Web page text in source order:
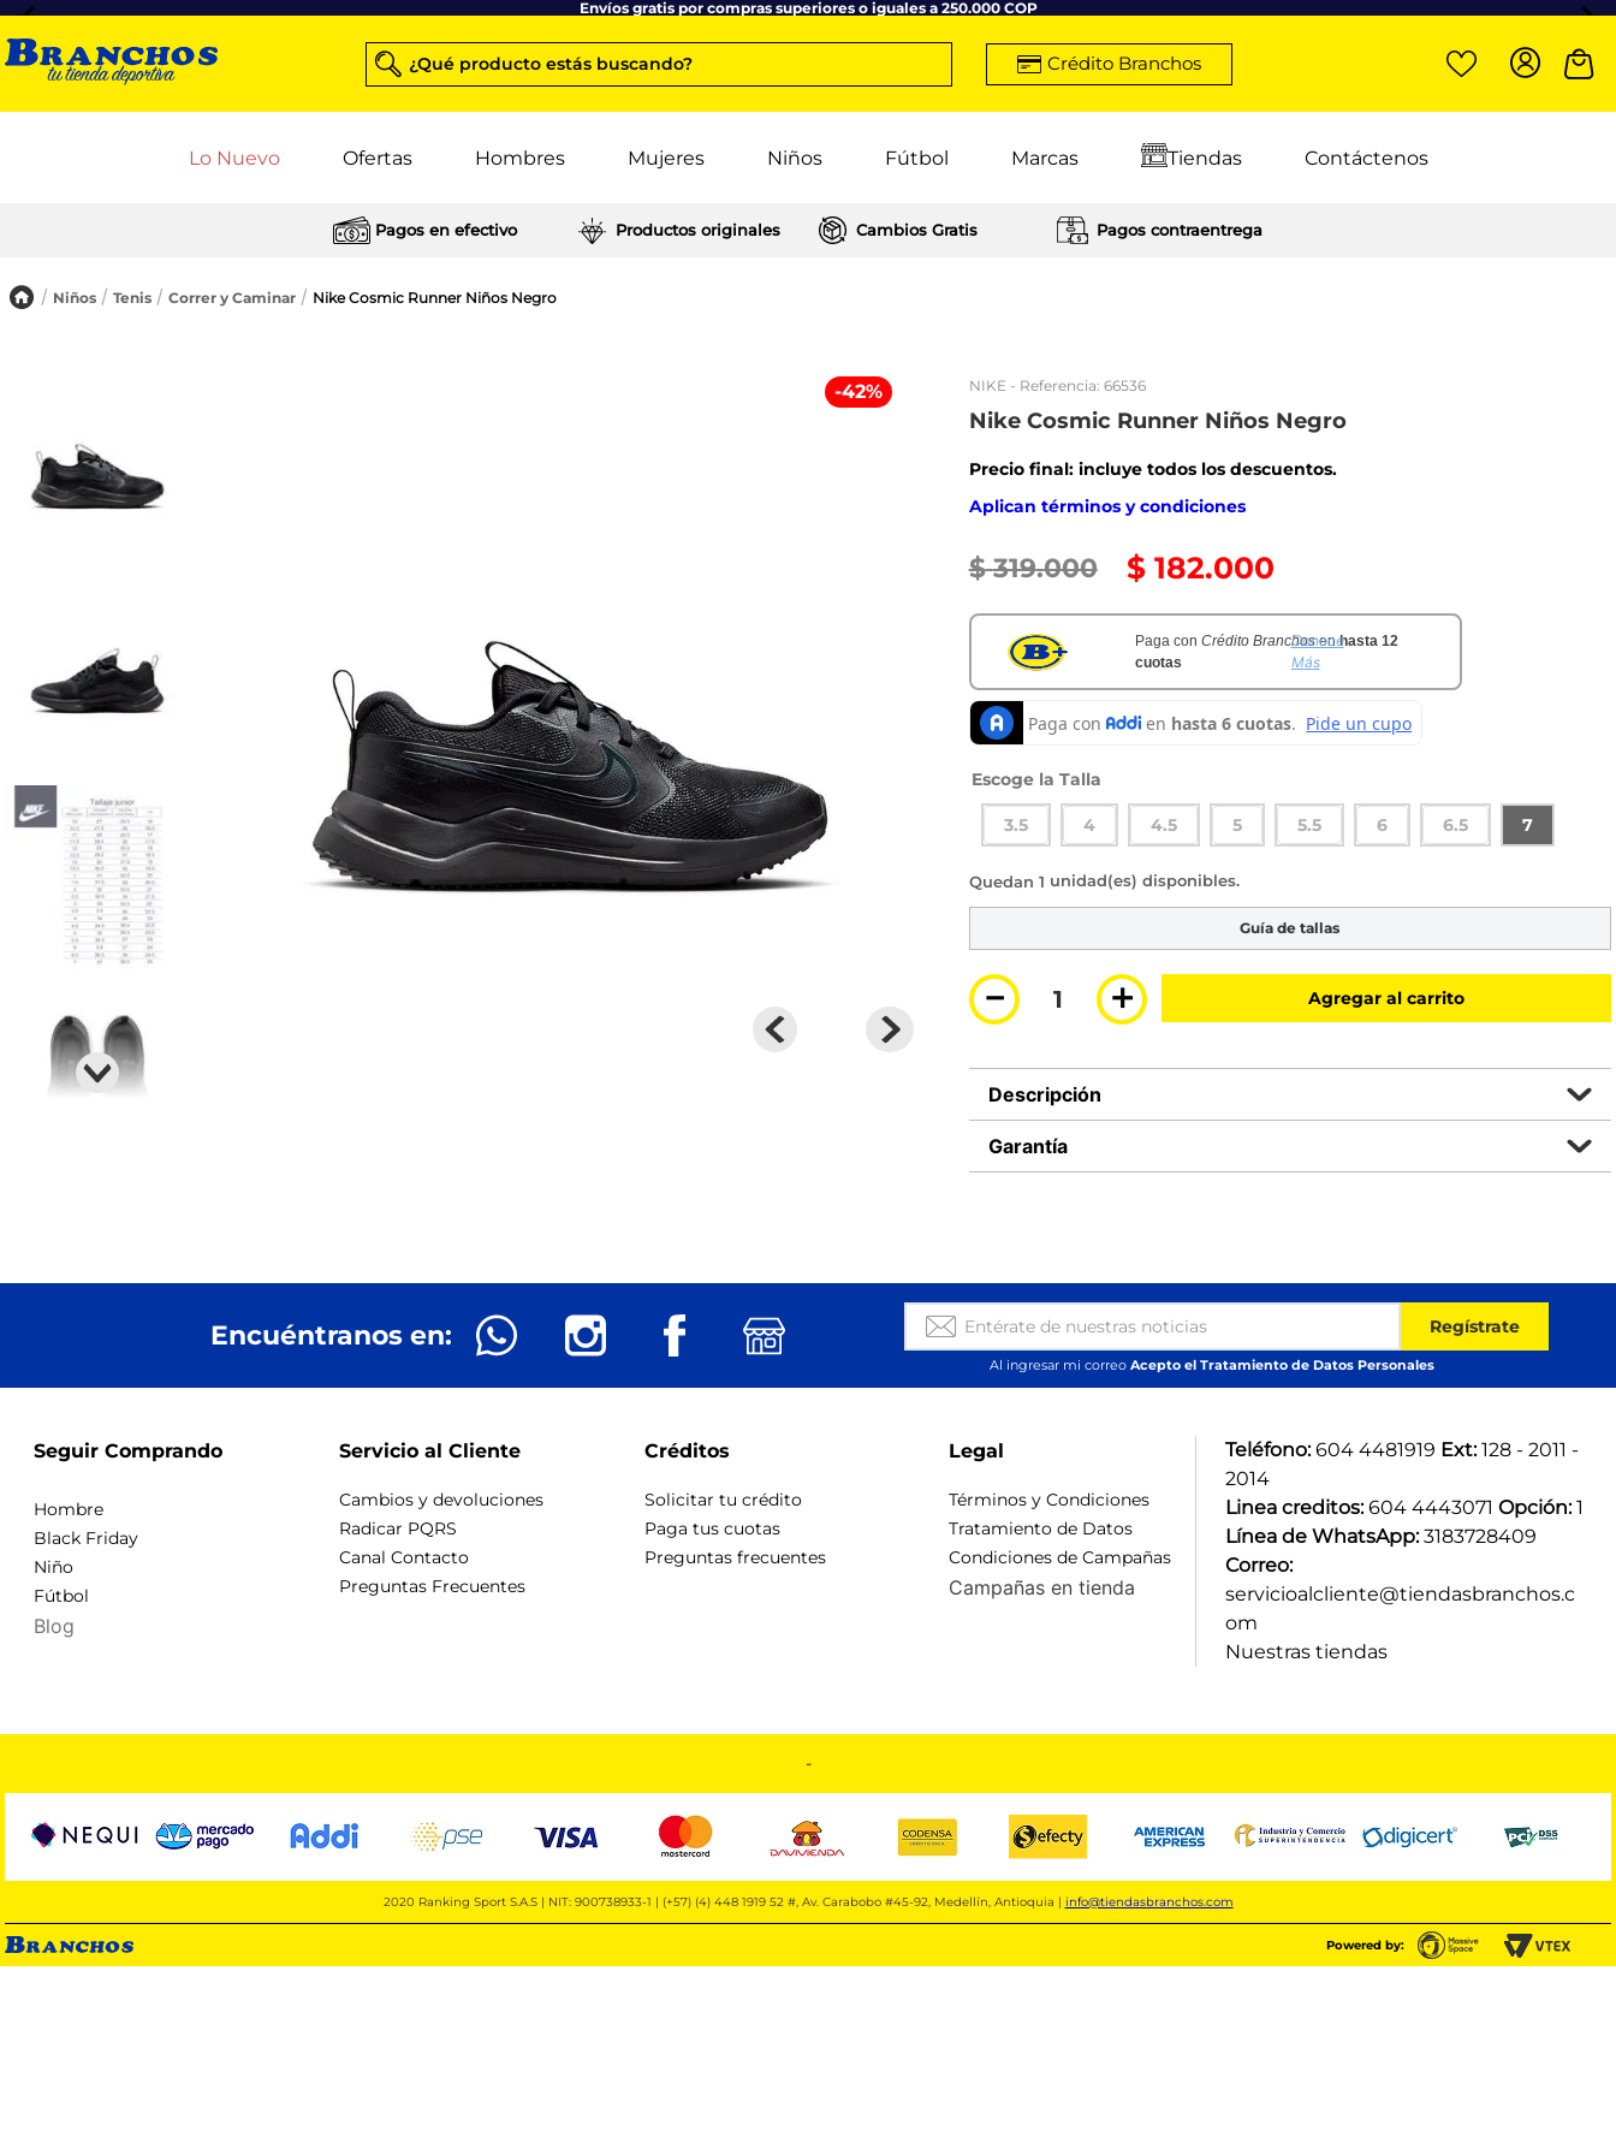
Envíos gratis por compras superiores o iguales a 250.000 COP
¿Qué producto estás buscando? Crédito Branchos
Lo Nuevo Ofertas Hombres Mujeres Niños Fútbol Marcas Tiendas Contáctenos
Pagos en efectivo Productos originales Cambios Gratis Pagos contraentrega
Niños Tenis Correr y Caminar Nike Cosmic Runner Niños Negro
-42% NIKE- Referencia: 66536
Nike Cosmic Runner Niños Negro
Precio final: incluye todos los descuentos.
Aplican términos y condiciones
$ 319.000 $ 182.000
Paga con Crédito Branchosenhasta 12
cuotas
Conoce
Más
Talla
3.5 4 4.5 5 5.5 6 6.5 7
1 disponible
Guía de tallas
＋
－ Agregar al carrito
Descripción
Garantía
Encuéntranos en: Regístrate
Al ingresar mi correo Acepto el Tratamiento de Datos Personales
Seguir Comprando
Hombre
Black Friday
Niño
Fútbol
Blog
Servicio al Cliente
Cambios y devoluciones
Radicar PQRS
Canal Contacto
Preguntas Frecuentes
Créditos
Solicitar tu crédito
Paga tus cuotas
Preguntas frecuentes
Legal
Términos y Condiciones
Tratamiento de Datos
Condiciones de Campañas
Campañas en tienda
Teléfono: 604 4481919 Ext: 128 - 2011 -
2014
Linea creditos: 604 4443071 Opción: 1
Línea de WhatsApp: 3183728409
Correo:
servicioalcliente@tiendasbranchos.c
om
Nuestras tiendas
-
2020 Ranking Sport S.A.S | NIT: 900738933-1 | (+57) (4) 448 1919 52 #, Av. Carabobo #45-92, Medellín, Antioquia | info@tiendasbranchos.com
Powered by: